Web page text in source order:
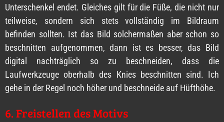
Unterschenkel endet. Gleiches gilt für die Füße, die nicht nur
teilweise, sondern sich stets vollständig im Bildraum
befinden sollten. Ist das Bild solchermaßen aber schon so
beschnitten aufgenommen, dann ist es besser, das Bild
digital nachträglich so zu beschneiden, dass die
Laufwerkzeuge oberhalb des Knies beschnitten sind. Ich
gehe in der Regel noch höher und beschneide auf Hüfthöhe.
6. Freistellen des Motivs